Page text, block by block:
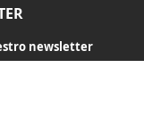
newsletter
información de